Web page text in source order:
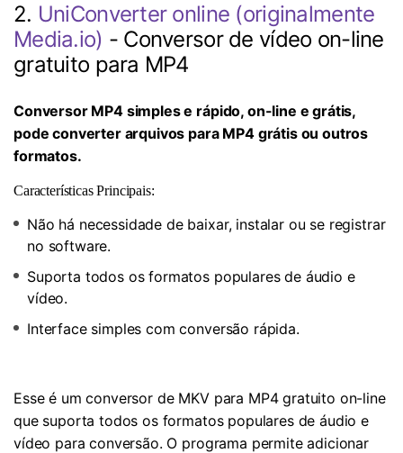
2. UniConverter online (originalmente
Media.io) - Conversor de vídeo on-line
gratuito para MP4
Conversor MP4 simples e rápido, on-line e grátis,
pode converter arquivos para MP4 grátis ou outros
formatos.
Características Principais:
Não há necessidade de baixar, instalar ou se registrar
no software.
Suporta todos os formatos populares de áudio e
vídeo.
Interface simples com conversão rápida.
Esse é um conversor de MKV para MP4 gratuito on-line
que suporta todos os formatos populares de áudio e
vídeo para conversão. O programa permite adicionar